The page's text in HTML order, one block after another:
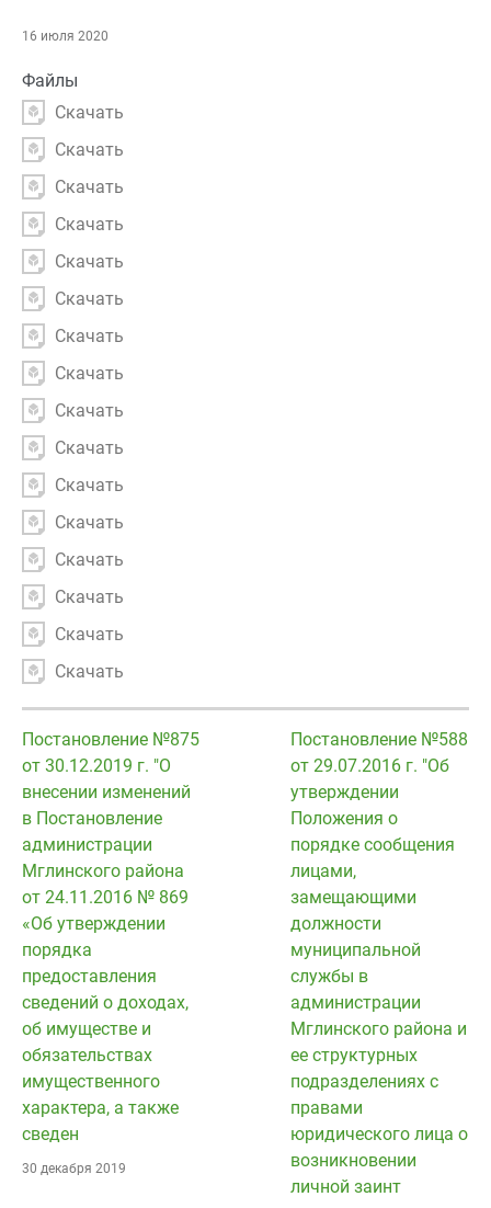
16 июля 2020
Файлы
Скачать
Скачать
Скачать
Скачать
Скачать
Скачать
Скачать
Скачать
Скачать
Скачать
Скачать
Скачать
Скачать
Скачать
Скачать
Скачать
Постановление №875
от 30.12.2019 г. "О
внесении изменений
в Постановление
администрации
Мглинского района
от 24.11.2016 № 869
«Об утверждении
порядка
предоставления
сведений о доходах,
об имуществе и
обязательствах
имущественного
характера, а также
сведен
30 декабря 2019
Постановление №588
от 29.07.2016 г. "Об
утверждении
Положения о
порядке сообщения
лицами,
замещающими
должности
муниципальной
службы в
администрации
Мглинского района и
ее структурных
подразделениях с
правами
юридического лица о
возникновении
личной заинт